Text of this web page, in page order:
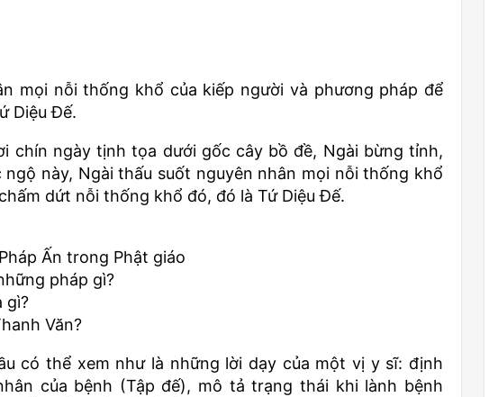
mọi nỗi thống khổ của kiếp người và phương pháp để
Diệu Đế.
chín ngày tịnh tọa dưới gốc cây bồ đề, Ngài bừng tỉnh,
này, Ngài thấu suốt nguyên nhân mọi nỗi thống khổ
dứt nỗi thống khổ đó, đó là Tứ Diệu Đế.
Ấn trong Phật giáo
pháp gì?
gì?
Văn?
có thể xem như là những lời dạy của một vị y sĩ: định
của bệnh (Tập đế), mô tả trạng thái khi lành bệnh